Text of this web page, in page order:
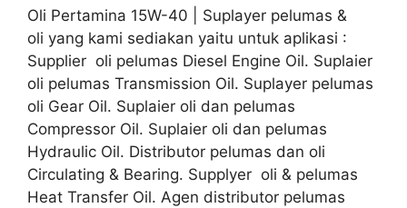
Oli Pertamina 15W-40 | Suplayer pelumas &
oli yang kami sediakan yaitu untuk aplikasi :
Supplier oli pelumas Diesel Engine Oil. Suplaier
oli pelumas Transmission Oil. Suplayer pelumas
oli Gear Oil. Suplaier oli dan pelumas
Compressor Oil. Suplaier oli dan pelumas
Hydraulic Oil. Distributor pelumas dan oli
Circulating & Bearing. Supplyer oli & pelumas
Heat Transfer Oil. Agen distributor pelumas